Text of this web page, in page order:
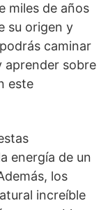
miles de años
su origen y
caminar
aprender sobre
este
energía de un
los
increíble